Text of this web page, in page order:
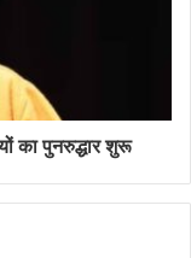
का पुनरुद्धार शुरू